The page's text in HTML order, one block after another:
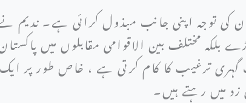
کی توجہ اپنی جانب مبذول کرائی ہے۔ ندیم
بلکہ مختلف بین الاقوامی مقابلوں میں
گہری ترغیب کا کام کرتی ہے ، خاص طور پر ایک
میں رہتے ہیں۔